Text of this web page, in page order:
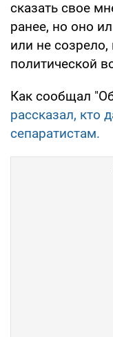
сказать свое
ранее, но оно
или не созрело,
политической
Как сообщал
рассказал, кто
сепаратистам.